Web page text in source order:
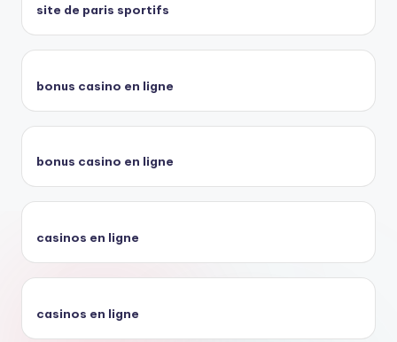
site de paris sportifs
bonus casino en ligne
bonus casino en ligne
casinos en ligne
casinos en ligne